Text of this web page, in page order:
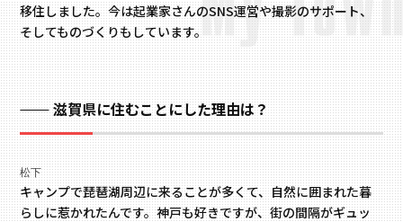
移住しました。今は起業家さんのSNS運営や撮影のサポート、
そしてものづくりもしています。
滋賀県に住むことにした理由は？
松下
キャンプで琵琶湖周辺に来ることが多くて、自然に囲まれた暮
らしに惹かれたんです。神戸も好きですが、街の間隔がギュッ